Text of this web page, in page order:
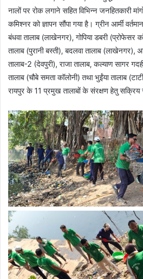
नालों पर रोक लगाने सहित विभिन्न जनहितकारी
कमिश्नर को ज्ञापन सौंपा गया है। ग्रीन आर्मी वर्तमान
बंधवा तालाब (लाखेनगर), गोपिया डबरी (प्रोफेसर
तालाब (पुरानी बस्ती), बदलवा तालाब (लाखेनगर),
तालाब-2 (देवपुरी), राजा तालाब, कल्याण सागर
तालाब (चौबे समता कॉलोनी) तथा भुईंया तालाब
रायपुर के 11 प्रमुख तालाबों के संरक्षण हेतु सक्रिय